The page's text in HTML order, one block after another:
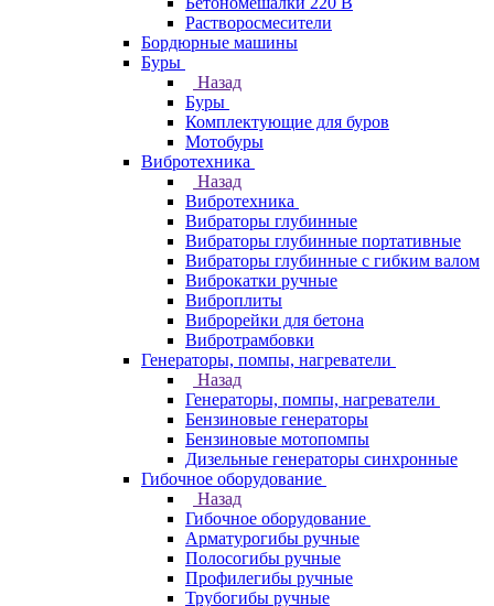
Растворосмесители
Бордюрные машины
Буры
Назад
Буры
Комплектующие для буров
Мотобуры
Вибротехника
Назад
Вибротехника
Вибраторы глубинные
Вибраторы глубинные портативные
Вибраторы глубинные с гибким валом
Виброкатки ручные
Виброплиты
Виброрейки для бетона
Вибротрамбовки
Генераторы, помпы, нагреватели
Назад
Генераторы, помпы, нагреватели
Бензиновые генераторы
Бензиновые мотопомпы
Дизельные генераторы синхронные
Гибочное оборудование
Назад
Гибочное оборудование
Арматурогибы ручные
Полосогибы ручные
Профилегибы ручные
Трубогибы ручные